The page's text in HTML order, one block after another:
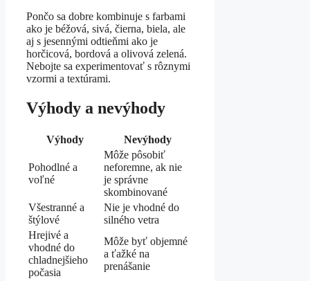
Pončo sa dobre kombinuje s farbami
ako je béžová, sivá, čierna, biela, ale
aj s jesennými odtieňmi ako je
horčicová, bordová a olivová zelená.
Nebojte sa experimentovať s rôznymi
vzormi a textúrami.
Výhody a nevýhody
Výhody Nevýhody
Pohodlné a
voľné
Môže pôsobiť
neforemne, ak nie
je správne
skombinované
Všestranné a
štýlové
Nie je vhodné do
silného vetra
Hrejivé a
vhodné do
chladnejšieho
počasia
Môže byť objemné
a ťažké na
prenášanie